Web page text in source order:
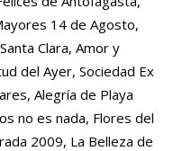
14 de Agosto,
Clara, Amor y
del Ayer, Sociedad Ex
Alegría de Playa
no es nada, Flores del
2009, La Belleza de